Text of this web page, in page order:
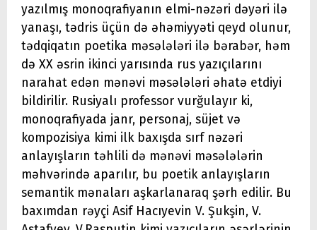
yazılmış monoqrafiyanın elmi-nəzəri dəyəri ilə
yanaşı, tədris üçün də əhəmiyyəti qeyd olunur,
tədqiqatın poetika məsələləri ilə bərabər, həm
də XX əsrin ikinci yarısında rus yazıçılarını
narahat edən mənəvi məsələləri əhatə etdiyi
bildirilir. Rusiyalı professor vurğulayır ki,
monoqrafiyada janr, personaj, süjet və
kompozisiya kimi ilk baxışda sırf nəzəri
anlayışların təhlili də mənəvi məsələlərin
məhvərində aparılır, bu poetik anlayışların
semantik mənaları aşkarlanaraq şərh edilir. Bu
baxımdan rəyçi Asif Hacıyevin V. Şukşin, V.